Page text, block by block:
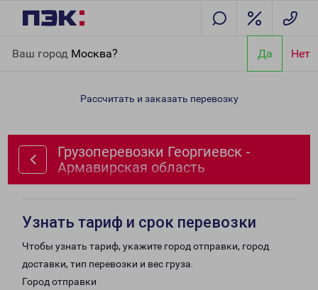
Ваш город Москва? Да Нет
Армавирская область
Рассчитать и заказать перевозку
Грузоперевозки Георгиевск -
Армавирская область
Узнать тариф и срок перевозки
Чтобы узнать тариф, укажите город отправки, город
доставки, тип перевозки и вес груза.
Город отправки